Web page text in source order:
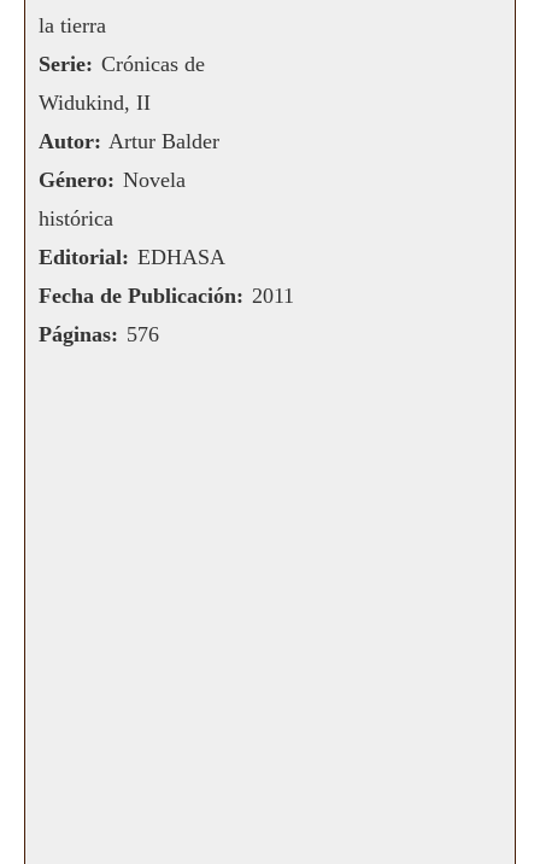
la tierra
Serie: Crónicas de
Widukind, II
Autor: Artur Balder
Género: Novela
histórica
Editorial: EDHASA
Fecha de Publicación: 2011
Páginas: 576